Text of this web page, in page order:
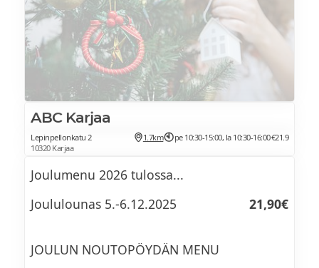
ABC Karjaa
Lepinpellonkatu 2
10320 Karjaa
1.7km pe 10:30-15:00, la 10:30-16:00€21.9
Joulumenu 2026 tulossa...
Joululounas 5.-6.12.2025
21,90€
JOULUN NOUTOPÖYDÄN MENU